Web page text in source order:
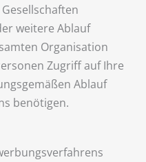
weitere Ablauf
Organisation
Zugriff auf Ihre
Ablauf
benötigen.